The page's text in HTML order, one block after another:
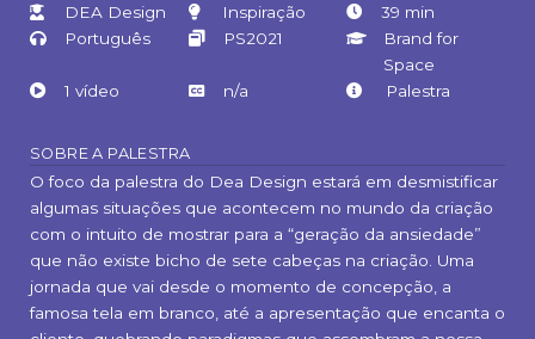
DEA Design Inspiração
39 min
Português
PS2021
Brand for
Space
1 vídeo
n/a Palestra
SOBRE A PALESTRA
O foco da palestra do Dea Design estará em desmistificar
algumas situações que acontecem no mundo da criação
com o intuito de mostrar para a “geração da ansiedade”
que não existe bicho de sete cabeças na criação. Uma
jornada que vai desde o momento de concepção, a
famosa tela em branco, até a apresentação que encanta o